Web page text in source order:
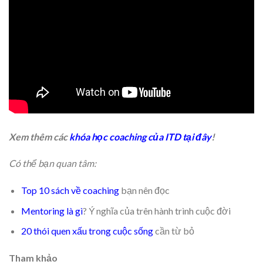
Xem thêm cáckhóa học coaching của ITD tại đây!
Có thể bạn quan tâm:
Top 10 sách về coachingbạn nên đọc
Mentoring là gì? Ý nghĩa của trên hành trình cuộc đời
20 thói quen xấu trong cuộc sốngcần từ bỏ
Tham khảo